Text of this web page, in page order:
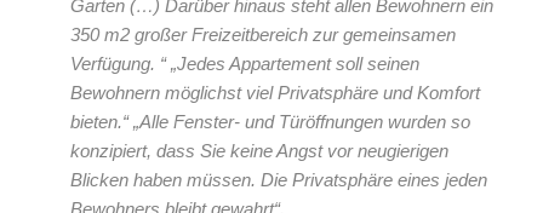
Garten (…) Darüber hinaus steht allen Bewohnern ein
350 m2 großer Freizeitbereich zur gemeinsamen
Verfügung. “ „Jedes Appartement soll seinen
Bewohnern möglichst viel Privatsphäre und Komfort
bieten.“ „Alle Fenster- und Türöffnungen wurden so
konzipiert, dass Sie keine Angst vor neugierigen
Blicken haben müssen. Die Privatsphäre eines jeden
Bewohners bleibt gewahrt“.